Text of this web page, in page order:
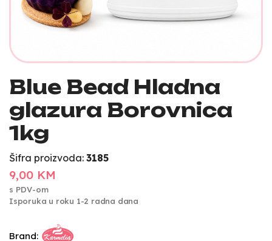
Blue Bead Hladna
glazura Borovnica
1kg
Šifra proizvoda: 3185
9,00 KM
s PDV-om
Isporuka u roku 1-2 radna dana
Brand: